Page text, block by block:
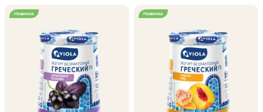
Новинка Новинка